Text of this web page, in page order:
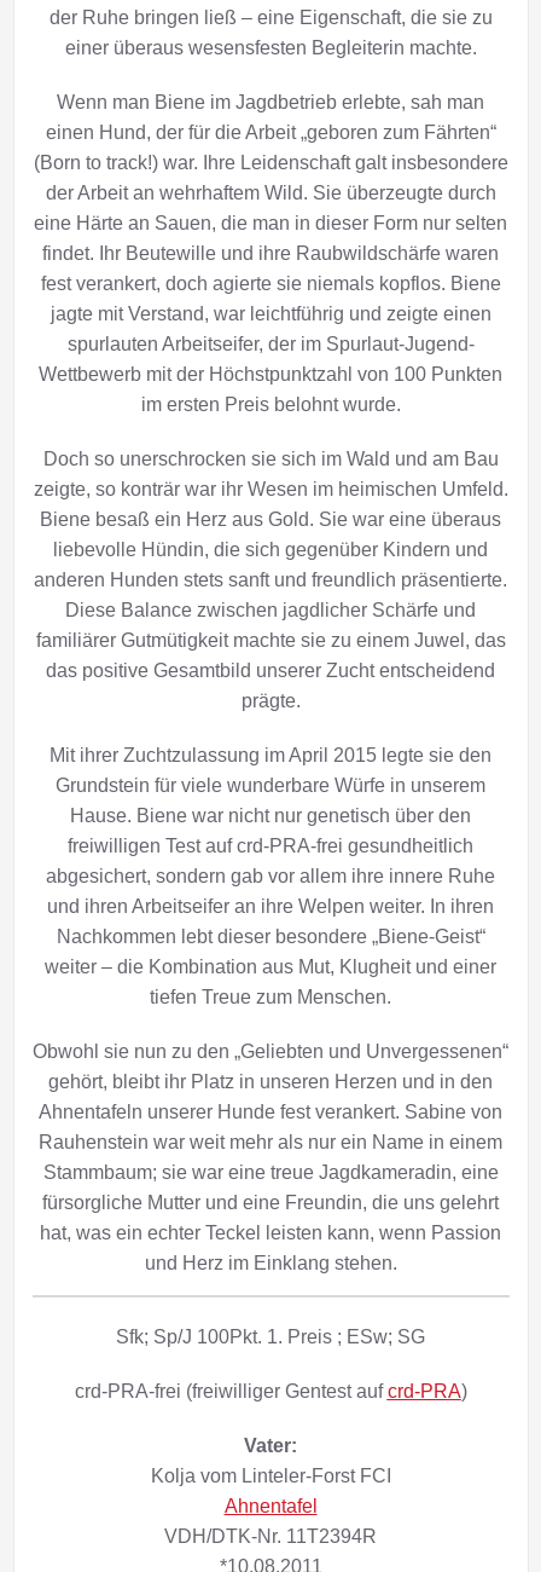
der Ruhe bringen ließ – eine Eigenschaft, die sie zu
einer überaus wesensfesten Begleiterin machte.
Wenn man Biene im Jagdbetrieb erlebte, sah man
einen Hund, der für die Arbeit „geboren zum Fährten“
(Born to track!) war. Ihre Leidenschaft galt insbesondere
der Arbeit an wehrhaftem Wild. Sie überzeugte durch
eine Härte an Sauen, die man in dieser Form nur selten
findet. Ihr Beutewille und ihre Raubwildschärfe waren
fest verankert, doch agierte sie niemals kopflos. Biene
jagte mit Verstand, war leichtführig und zeigte einen
spurlauten Arbeitseifer, der im Spurlaut-Jugend-
Wettbewerb mit der Höchstpunktzahl von 100 Punkten
im ersten Preis belohnt wurde.
Doch so unerschrocken sie sich im Wald und am Bau
zeigte, so konträr war ihr Wesen im heimischen Umfeld.
Biene besaß ein Herz aus Gold. Sie war eine überaus
liebevolle Hündin, die sich gegenüber Kindern und
anderen Hunden stets sanft und freundlich präsentierte.
Diese Balance zwischen jagdlicher Schärfe und
familiärer Gutmütigkeit machte sie zu einem Juwel, das
das positive Gesamtbild unserer Zucht entscheidend
prägte.
Mit ihrer Zuchtzulassung im April 2015 legte sie den
Grundstein für viele wunderbare Würfe in unserem
Hause. Biene war nicht nur genetisch über den
freiwilligen Test auf crd-PRA-frei gesundheitlich
abgesichert, sondern gab vor allem ihre innere Ruhe
und ihren Arbeitseifer an ihre Welpen weiter. In ihren
Nachkommen lebt dieser besondere „Biene-Geist“
weiter – die Kombination aus Mut, Klugheit und einer
tiefen Treue zum Menschen.
Obwohl sie nun zu den „Geliebten und Unvergessenen“
gehört, bleibt ihr Platz in unseren Herzen und in den
Ahnentafeln unserer Hunde fest verankert. Sabine von
Rauhenstein war weit mehr als nur ein Name in einem
Stammbaum; sie war eine treue Jagdkameradin, eine
fürsorgliche Mutter und eine Freundin, die uns gelehrt
hat, was ein echter Teckel leisten kann, wenn Passion
und Herz im Einklang stehen.
Sfk; Sp/J 100Pkt. 1. Preis ; ESw; SG
crd-PRA-frei (freiwilliger Gentest aufcrd-PRA)
Vater:
Kolja vom Linteler-Forst FCI
Ahnentafel
VDH/DTK-Nr. 11T2394R
*10.08.2011